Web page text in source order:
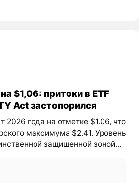
$1,06: притоки в ETF
Act застопорился
2026 года на отметке $1.06, что
максимума $2.41. Уровень
защищенной зоной...